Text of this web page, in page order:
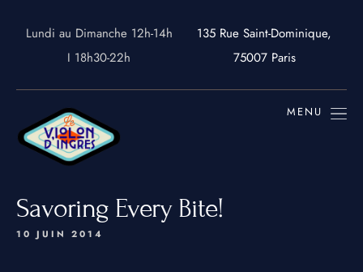
Lundi au Dimanche 12h-14h
I 18h30-22h
135 Rue Saint-Dominique,
75007 Paris
MENU
Savoring Every Bite!
10 JUIN 2014